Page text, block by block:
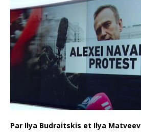
Par Ilya Budraitskis et Ilya Matveev